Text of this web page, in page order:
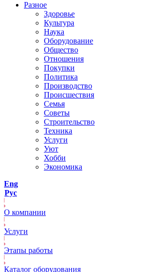
Разное
Здоровье
Культура
Наука
Оборудование
Общество
Отношения
Покупки
Политика
Производство
Происшествия
Семья
Советы
Строительство
Техника
Услуги
Уют
Хобби
Экономика
Eng
Рус
О компании
Услуги
Этапы работы
Каталог оборудования